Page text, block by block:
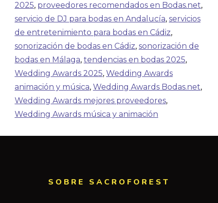
2025, proveedores recomendados en Bodas.net,
servicio de DJ para bodas en Andalucía, servicios
de entretenimiento para bodas en Cádiz,
sonorización de bodas en Cádiz, sonorización de
bodas en Málaga, tendencias en bodas 2025,
Wedding Awards 2025, Wedding Awards
animación y música, Wedding Awards Bodas.net,
Wedding Awards mejores proveedores,
Wedding Awards música y animación
SOBRE SACROFOREST